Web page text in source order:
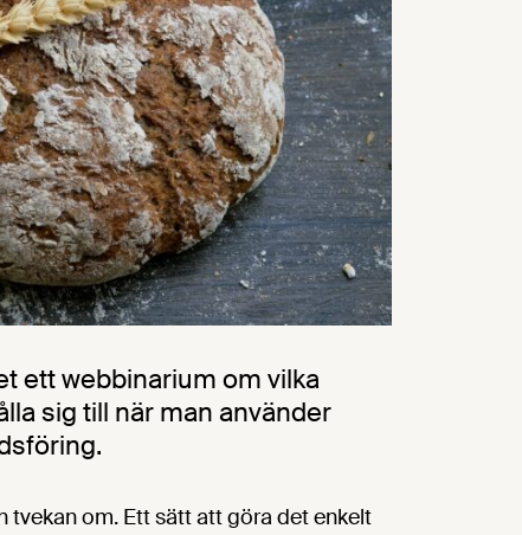
ett webbinarium om vilka
sig till när man använder
tvekan om. Ett sätt att göra det enkelt